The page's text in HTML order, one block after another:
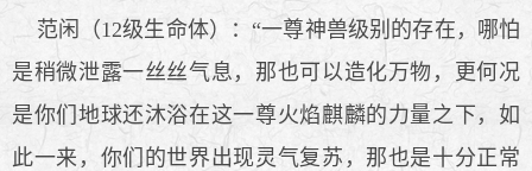
范闲（12级生命体）：“一尊神兽级别的存在，哪怕
是稍微泄露一丝丝气息，那也可以造化万物，更何况
是你们地球还沐浴在这一尊火焰麒麟的力量之下，如
此一来，你们的世界出现灵气复苏，那也是十分正常